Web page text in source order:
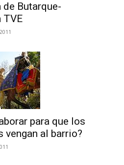
de Butarque-
TVE
para que los
vengan al barrio?